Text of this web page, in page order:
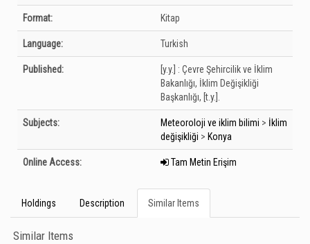
Format: Kitap
Language: Turkish
Published: [y.y.] : Çevre Şehircilik ve İklim
Bakanlığı, İklim Değişikliği
Başkanlığı, [t.y.].
Subjects: Meteoroloji ve iklim bilimi > İklim
değişikliği > Konya
Online Access: Tam Metin Erişim
Holdings Description Similar Items
Similar Items